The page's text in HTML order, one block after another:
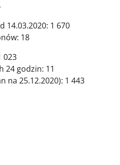
14.03.2020: 1 670
18
023
24 godzin: 11
na 25.12.2020): 1 443